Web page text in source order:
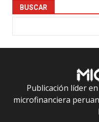
BUSCAR
Publicación líder
microfinanciera